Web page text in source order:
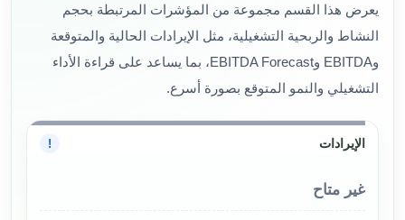
يعرض هذا القسم مجموعة من المؤشرات المرتبطة بحجم
النشاط والربحية التشغيلية، مثل الإيرادات الحالية والمتوقعة
وEBITDA وEBITDA Forecast، بما يساعد على قراءة الأداء
التشغيلي والنمو المتوقع بصورة أسرع.
الإيرادات !
غير متاح